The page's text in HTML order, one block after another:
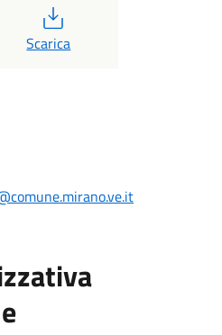
Scarica